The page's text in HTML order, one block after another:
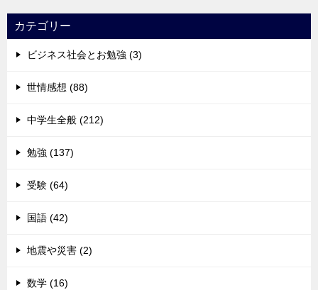
カテゴリー
ビジネス社会とお勉強 (3)
世情感想 (88)
中学生全般 (212)
勉強 (137)
受験 (64)
国語 (42)
地震や災害 (2)
数学 (16)